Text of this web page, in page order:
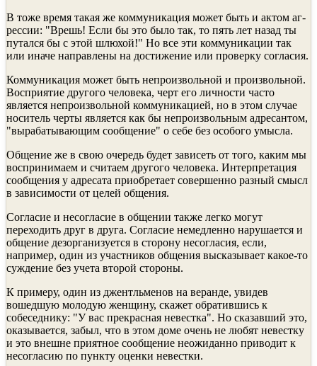
В тоже время такая же коммуникация может быть и актом аг­
рессии: "Врешь! Если бы это было так, то пять лет назад ты
путался бы с этой шлюхой!" Но все эти коммуникации так
или иначе направлены на достижение или проверку согла­сия.
Коммуникация может быть непроизвольной и произволь­ной.
Восприятие другого человека, черт его личности часто
является непроизвольной коммуникацией, но в этом случае
носитель черты является как бы непроизвольным адресантом,
"вырабатывающим сообщение" о себе без особого умысла.
Общение же в свою очередь будет зависеть от того, каким мы
воспринимаем и считаем другого человека. Интерпретация
сообщения у адресата приобретает совершенно разный смысл
в зависимости от целей общения.
Согласие и несогласие в общении также легко могут
переходить друг в друга. Согласие немедленно нарушается и
общение дезорганизуется в сторону несогласия, если,
например, один из участников общения высказывает какое-то
суждение без учета второй стороны.
К примеру, один из джентльменов на веранде, увидев
вошедшую молодую женщину, скажет обратившись к
собеседнику: "У вас прекрасная невестка". Но сказавший это,
оказывается, забыл, что в этом доме очень не любят невест­ку
и это внешне приятное сообщение неожиданно приводит к
несо­гласию по пункту оценки невестки.